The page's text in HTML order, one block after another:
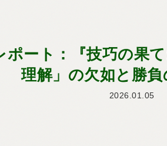
ート：『技巧の果
理解」の欠如と勝負
2026.01.05